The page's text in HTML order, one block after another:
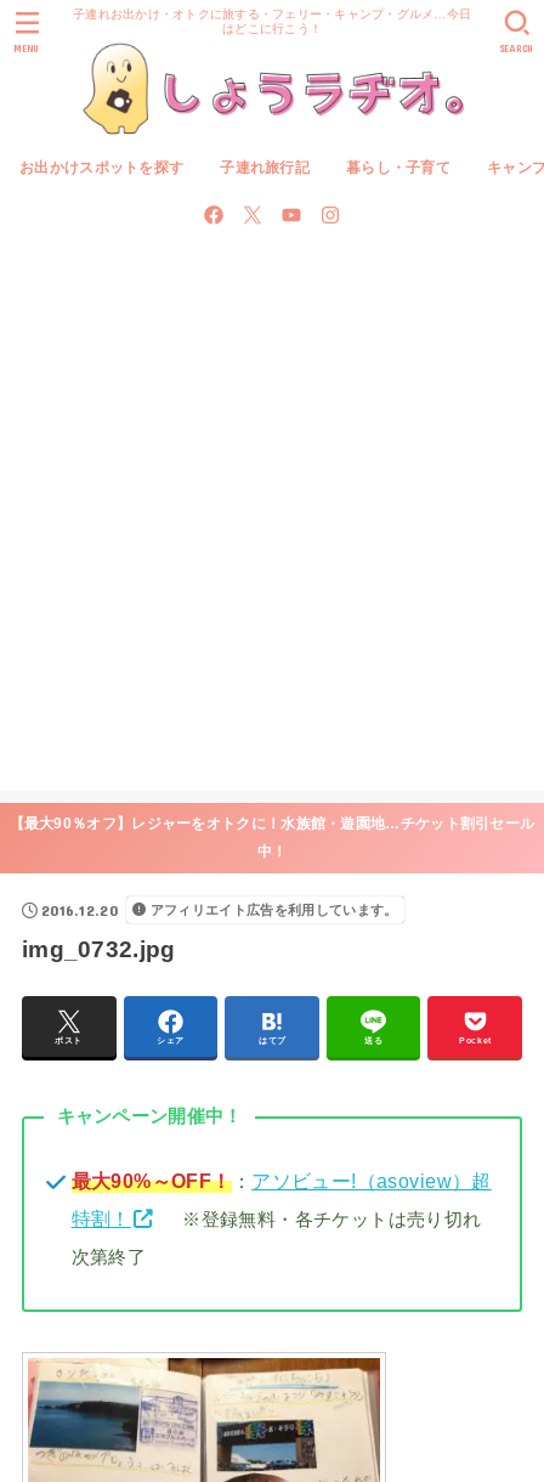
子連れお出かけ・オトクに旅する・フェリー・キャンプ・グルメ…今日
はどこに行こう！
お出かけスポットを探す 子連れ旅行記 暮らし・子育て キャン
SEARCH
MENU
【最大90％オフ】レジャーをオトクに！水族館・遊園地…チケット割引セール
中！
2016.12.20 アフィリエイト広告を利用しています。
img_0732.jpg
ポスト シェア はてブ 送る Pocket
キャンペーン開催中！
最大90%～OFF！： アソビュー!（asoview）超
特割！
※登録無料・各チケットは売り切れ
次第終了